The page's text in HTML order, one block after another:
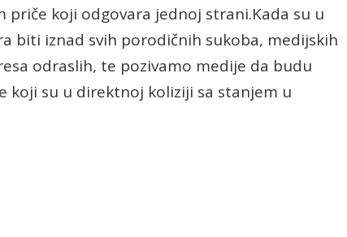
priče koji odgovara jednoj strani.Kada su u
biti iznad svih porodičnih sukoba, medijskih
odraslih, te pozivamo medije da budu
koji su u direktnoj koliziji sa stanjem u